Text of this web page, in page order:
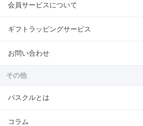
会員サービスについて
ギフトラッピングサービス
お問い合わせ
その他
パスクルとは
コラム